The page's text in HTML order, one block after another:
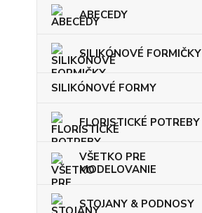
ABECEDY
SILIKÓNOVÉ FORMIČKY
SILIKÓNOVÉ FORMY
FLORISTICKÉ POTREBY
VŠETKO PRE
MODELOVANIE
STOJANY & PODNOSY